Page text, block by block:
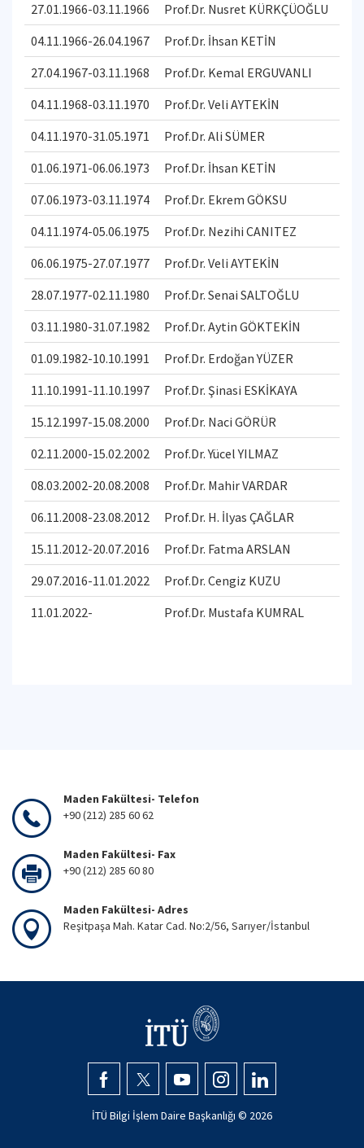
27.01.1966-03.11.1966
Prof.Dr. Nusret KÜRKÇÜOĞLU
04.11.1966-26.04.1967
Prof.Dr. İhsan KETİN
27.04.1967-03.11.1968
Prof.Dr. Kemal ERGUVANLI
04.11.1968-03.11.1970
Prof.Dr. Veli AYTEKİN
04.11.1970-31.05.1971
Prof.Dr. Ali SÜMER
01.06.1971-06.06.1973
Prof.Dr. İhsan KETİN
07.06.1973-03.11.1974
Prof.Dr. Ekrem GÖKSU
04.11.1974-05.06.1975
Prof.Dr. Nezihi CANITEZ
06.06.1975-27.07.1977
Prof.Dr. Veli AYTEKİN
28.07.1977-02.11.1980
Prof.Dr. Senai SALTOĞLU
03.11.1980-31.07.1982
Prof.Dr. Aytin GÖKTEKİN
01.09.1982-10.10.1991
Prof.Dr. Erdoğan YÜZER
11.10.1991-11.10.1997
Prof.Dr. Şinasi ESKİKAYA
15.12.1997-15.08.2000
Prof.Dr. Naci GÖRÜR
02.11.2000-15.02.2002
Prof.Dr. Yücel YILMAZ
08.03.2002-20.08.2008
Prof.Dr. Mahir VARDAR
06.11.2008-23.08.2012
Prof.Dr. H. İlyas ÇAĞLAR
15.11.2012-20.07.2016
Prof.Dr. Fatma ARSLAN
29.07.2016-11.01.2022
Prof.Dr. Cengiz KUZU
11.01.2022-
Prof.Dr. Mustafa KUMRAL
Maden Fakültesi- Telefon
+90 (212) 285 60 62
Maden Fakültesi- Fax
+90 (212) 285 60 80
Maden Fakültesi- Adres
Reşitpaşa Mah. Katar Cad. No:2/56, Sarıyer/İstanbul
İTÜ Bilgi İşlem Daire Başkanlığı © 2026